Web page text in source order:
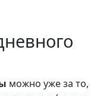
можно уже за то,